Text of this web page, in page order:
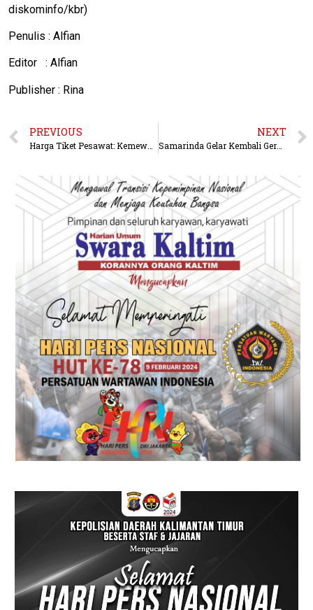
diskominfo/kbr)
Penulis : Alfian
Editor : Alfian
Publisher : Rina
PREVIOUS NEXT
Samarinda Gelar Kembali Gerakan Pangan Murah, Catat Tanggalnya!